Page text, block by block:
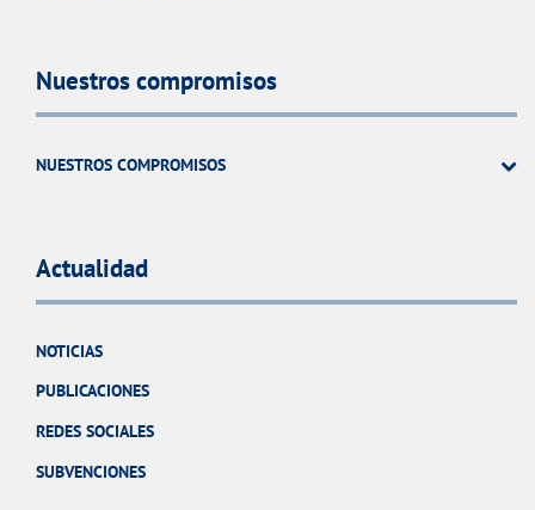
Nuestros compromisos
NUESTROS COMPROMISOS
Actualidad
NOTICIAS
PUBLICACIONES
REDES SOCIALES
SUBVENCIONES